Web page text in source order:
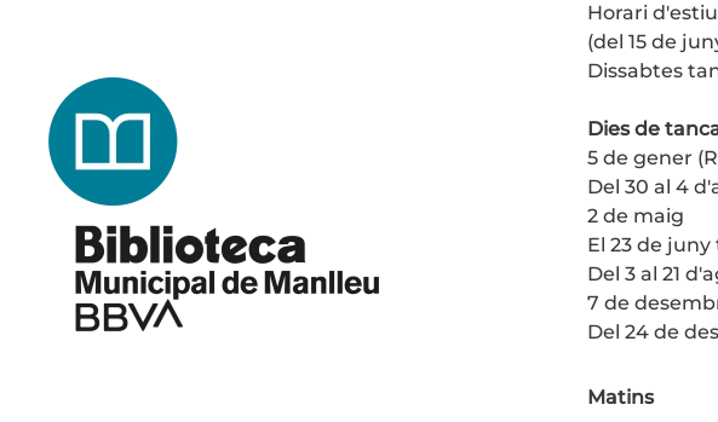
Horari d'estiu
(del 15 de
Dissabtes
Dies de
5 de gener
Del 30 al 4
2 de maig
El 23 de juny
Del 3 al 21
7 de
Del 24 de
Matins